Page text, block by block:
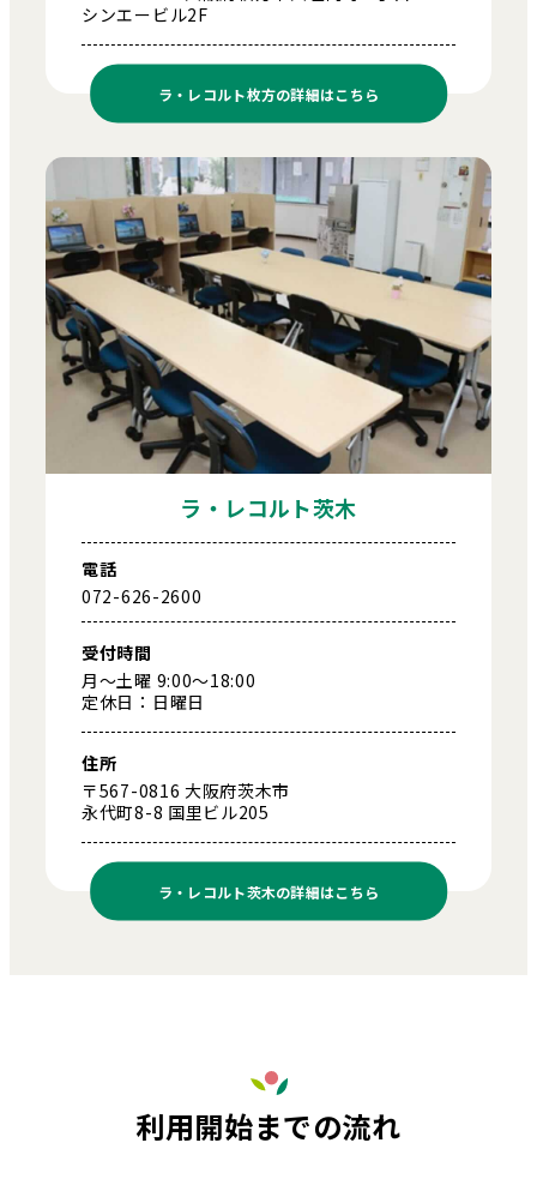
シンエービル2F
ラ・レコルト枚方の詳細はこちら
ラ・レコルト茨木
電話
072-626-2600
受付時間
月～土曜 9:00～18:00
定休日：日曜日
住所
〒567-0816 大阪府茨木市
永代町8-8 国里ビル205
ラ・レコルト茨木の詳細はこちら
利用開始までの流れ